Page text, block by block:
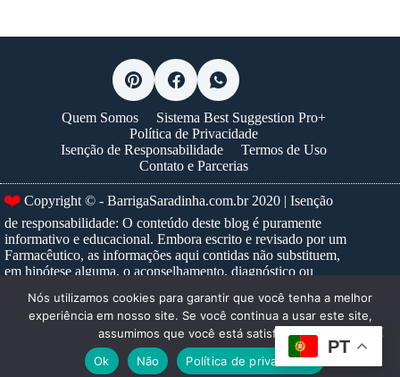
Quem Somos
Sistema Best Suggestion Pro+
Política de Privacidade
Isenção de Responsabilidade
Termos de Uso
Contato e Parcerias
❤️ Copyright © - BarrigaSaradinha.com.br 2020 | Isenção
de responsabilidade: O conteúdo deste blog é puramente
informativo e educacional. Embora escrito e revisado por um
Farmacêutico, as informações aqui contidas não substituem,
em hipótese alguma, o aconselhamento, diagnóstico ou
médico ou adie a busca por um, devido a algo que tenha lido
neste site. Para prescrições e tratamentos específicos,
consulte sempre um profissional de saúde habilitado.Saiba
PT
Nós utilizamos cookies para garantir que você tenha a melhor
experiência em nosso site. Se você continua a usar este site,
assumimos que você está satisfeito.
Ok
Não Política de privacidade